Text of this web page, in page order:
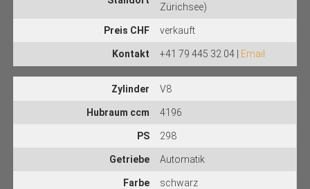
Zürichsee)
Preis CHF verkauft
Kontakt +41 79 445 32 04 | Email
Zylinder V8
Hubraum ccm 4196
PS 298
Getriebe Automatik
Farbe schwarz